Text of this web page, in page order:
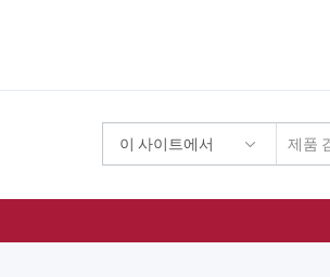
이 사이트에서